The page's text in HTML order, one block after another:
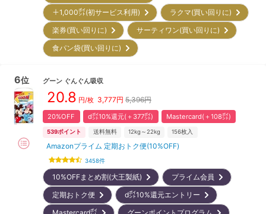
＋1,000㌽(初サービス利用)
ラクマ(買い回りに)
楽券(買い回りに)
サーティワン(買い回りに)
食パン袋(買い回りに)
6位 グーン ぐんぐん吸収
20.8 円/枚 3,777円 5,396円
20%OFF d㌽10%還元(＋377㌽) Mastercard(＋108㌽)
539ポイント 送料無料 12kg～22kg 156枚入
Amazonプライム 定期おトク便(10%OFF)
3458件
10%OFFまとめ割(大王製紙)
プライム会員
定期おトク便
d㌽10%還元エントリー